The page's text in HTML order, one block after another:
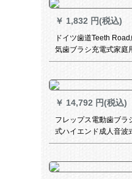
￥ 1,832 円(税込)
ドイツ歯道Teeth
気歯ブラシ充電式家庭
防水音波式カップルセ
シG 3烏木黒高配合
￥ 14,792 円(税込)
フレップス電動歯ブラ
式ハイエンド成人音波
ダイヤモンド亮白プレ
デルHX 9924/22魅惑的